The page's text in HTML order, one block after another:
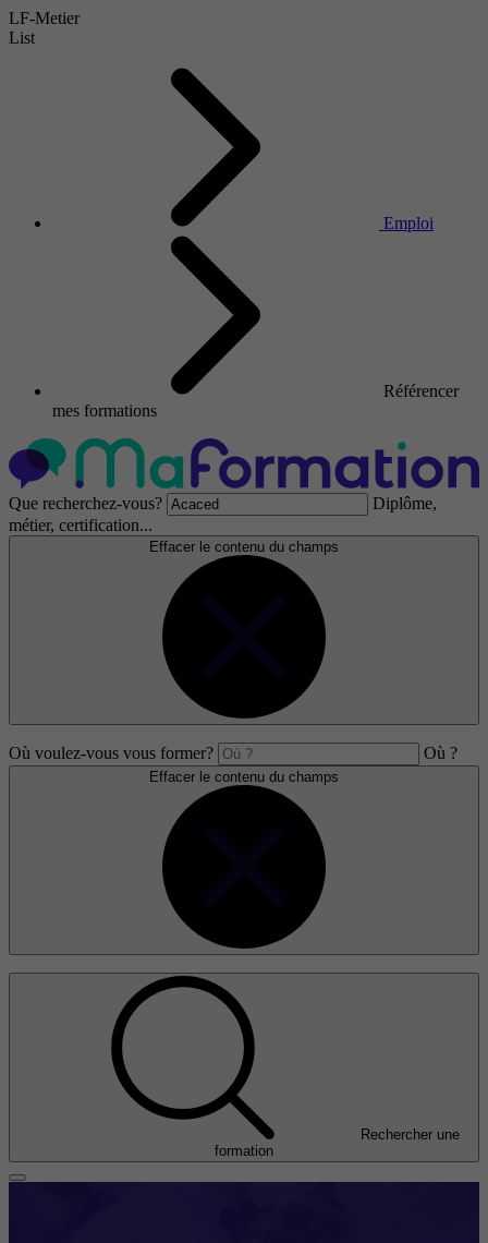
LF-Metier
List
Emploi
Référencer
mes formations
Que recherchez-vous?
Diplôme,
métier, certification...
Effacer le contenu du champs
Où voulez-vous vous former? Où ?
Effacer le contenu du champs
Rechercher une
formation